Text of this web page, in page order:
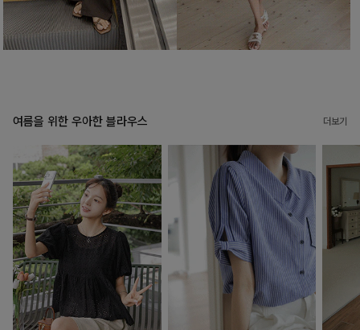
여름을 위한 우아한 블라우스 더보기